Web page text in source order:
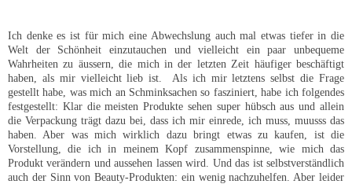
Ich denke es ist für mich eine Abwechslung auch mal etwas tiefer in die
Welt der Schönheit einzutauchen und vielleicht ein paar unbequeme
Wahrheiten zu äussern, die mich in der letzten Zeit häufiger beschäftigt
haben, als mir vielleicht lieb ist.
Als ich mir letztens selbst die Frage
gestellt habe, was mich an Schminksachen so fasziniert, habe ich folgendes
festgestellt: Klar die meisten Produkte sehen super hübsch aus und allein
die Verpackung trägt dazu bei, dass ich mir einrede, ich muss, muusss das
haben. Aber was mich wirklich dazu bringt etwas zu kaufen, ist die
Vorstellung, die ich in meinem Kopf zusammenspinne, wie mich das
Produkt verändern und aussehen lassen wird. Und das ist selbstverständlich
auch der Sinn von Beauty-Produkten: ein wenig nachzuhelfen. Aber leider